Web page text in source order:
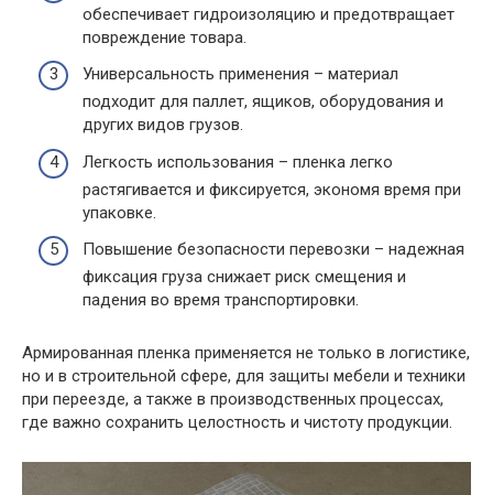
обеспечивает гидроизоляцию и предотвращает
повреждение товара.
Универсальность применения – материал
подходит для паллет, ящиков, оборудования и
других видов грузов.
Легкость использования – пленка легко
растягивается и фиксируется, экономя время при
упаковке.
Повышение безопасности перевозки – надежная
фиксация груза снижает риск смещения и
падения во время транспортировки.
Армированная пленка применяется не только в логистике,
но и в строительной сфере, для защиты мебели и техники
при переезде, а также в производственных процессах,
где важно сохранить целостность и чистоту продукции.